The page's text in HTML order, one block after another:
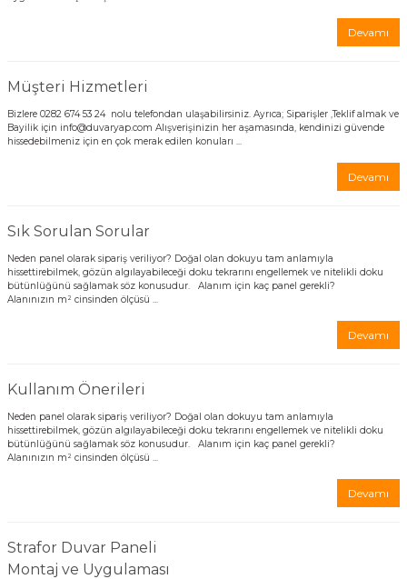
Devamı
Müşteri Hizmetleri
Bizlere 0282 674 53 24 nolu telefondan ulaşabilirsiniz. Ayrıca; Siparişler ,Teklif almak ve
Bayilik için info@duvaryap.com Alışverişinizin her aşamasında, kendinizi güvende
hissedebilmeniz için en çok merak edilen konuları ...
Devamı
Sık Sorulan Sorular
Neden panel olarak sipariş veriliyor? Doğal olan dokuyu tam anlamıyla
hissettirebilmek, gözün algılayabileceği doku tekrarını engellemek ve nitelikli doku
bütünlüğünü sağlamak söz konusudur. Alanım için kaç panel gerekli?
Alanınızın m² cinsinden ölçüsü ...
Devamı
Kullanım Önerileri
Neden panel olarak sipariş veriliyor? Doğal olan dokuyu tam anlamıyla
hissettirebilmek, gözün algılayabileceği doku tekrarını engellemek ve nitelikli doku
bütünlüğünü sağlamak söz konusudur. Alanım için kaç panel gerekli?
Alanınızın m² cinsinden ölçüsü ...
Devamı
Strafor Duvar Paneli
Montaj ve Uygulaması